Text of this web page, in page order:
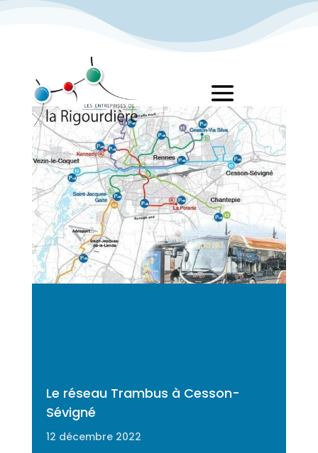
Le réseau Trambus à Cesson-
Sévigné
12 décembre 2022